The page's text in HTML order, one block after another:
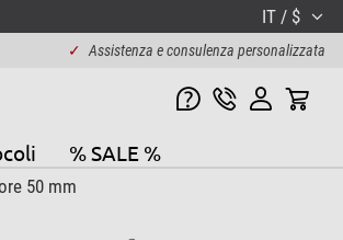
IT / $
✓ Assistenza e consulenza personalizzata
% SALE %
50 mm